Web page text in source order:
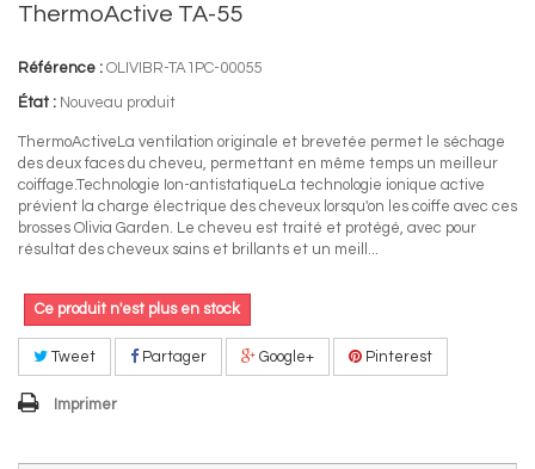
ThermoActive TA-55
Référence : OLIVIBR-TA1PC-00055
État : Nouveau produit
ThermoActiveLa ventilation originale et brevetée permet le séchage
des deux faces du cheveu, permettant en même temps un meilleur
coiffage.Technologie Ion-antistatiqueLa technologie ionique active
prévient la charge électrique des cheveux lorsqu'on les coiffe avec ces
brosses Olivia Garden. Le cheveu est traité et protégé, avec pour
résultat des cheveux sains et brillants et un meill...
Ce produit n'est plus en stock
Tweet Partager Google+ Pinterest
Imprimer